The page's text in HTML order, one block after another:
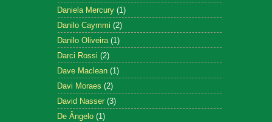
Daniela Mercury (1)
Danilo Caymmi (2)
Danilo Oliveira (1)
Darci Rossi (2)
Dave Maclean (1)
Davi Moraes (2)
David Nasser (3)
De Ângelo (1)